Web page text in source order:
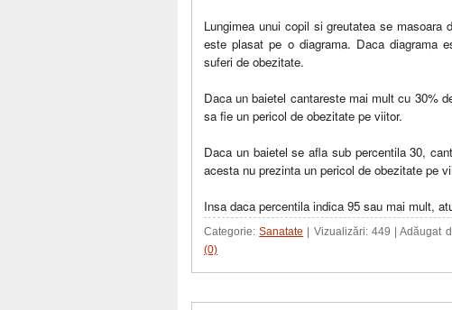
Lungimea unui copil si greutatea se
este plasat pe o diagrama. Daca diagrama
suferi de obezitate.
Daca un baietel cantareste mai mult cu 30%
sa fie un pericol de obezitate pe viitor.
Daca un baietel se afla sub percentila 30,
acesta nu prezinta un pericol de obezitate pe
Insa daca percentila indica 95 sau mai mult,
Categorie:Sanatate | Vizualizări: 449 | Adăugat
(0)